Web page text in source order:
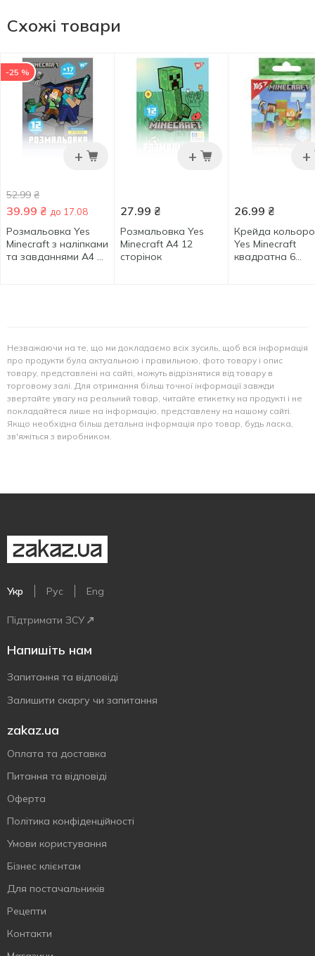
Схожі товари
+
-25 %
52.99 ₴
39.99 ₴ до 17.08
Розмальовка Yes
Minecraft з наліпками
та завданнями А4 12
+
27.99 ₴
Розмальовка Yes
Minecraft А4 12
сторінок
+
26.99 ₴
Крейда
Yes Minecraft
квадратна 6
Незважаючи на те, що ми докладаємо всіх зусиль, щоб вся інформація
про продукти була актуальною і правильною, фото товару і опис
товару, представлені на сайті, можуть відрізнятися від товару в
торговому залі. Для отримання більш точної інформації завжди
звертайте увагу на реальний товар, читайте етикетку на продукті і не
покладайтеся лише на інформацію, представлену на нашому сайті.
Якщо необхідна більш детальна інформація про товар, будь ласка,
зв'яжіться з виробником.
Укр Рус Eng
Підтримати ЗСУ
Напишіть нам
Запитання та відповіді
Залишити скаргу чи запитання
zakaz.ua
Оплата та доставка
Питання та відповіді
Оферта
Політика конфіденційності
Умови користування
Бізнес клієнтам
Для постачальників
Рецепти
Контакти